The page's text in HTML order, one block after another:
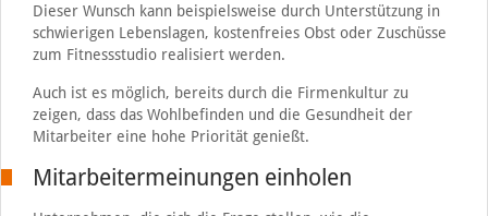
Dieser Wunsch kann beispielsweise durch Unterstützung in
schwierigen Lebenslagen, kostenfreies Obst oder Zuschüsse
zum Fitnessstudio realisiert werden.
Auch ist es möglich, bereits durch die Firmenkultur zu
zeigen, dass das Wohlbefinden und die Gesundheit der
Mitarbeiter eine hohe Priorität genießt.
Mitarbeitermeinungen einholen